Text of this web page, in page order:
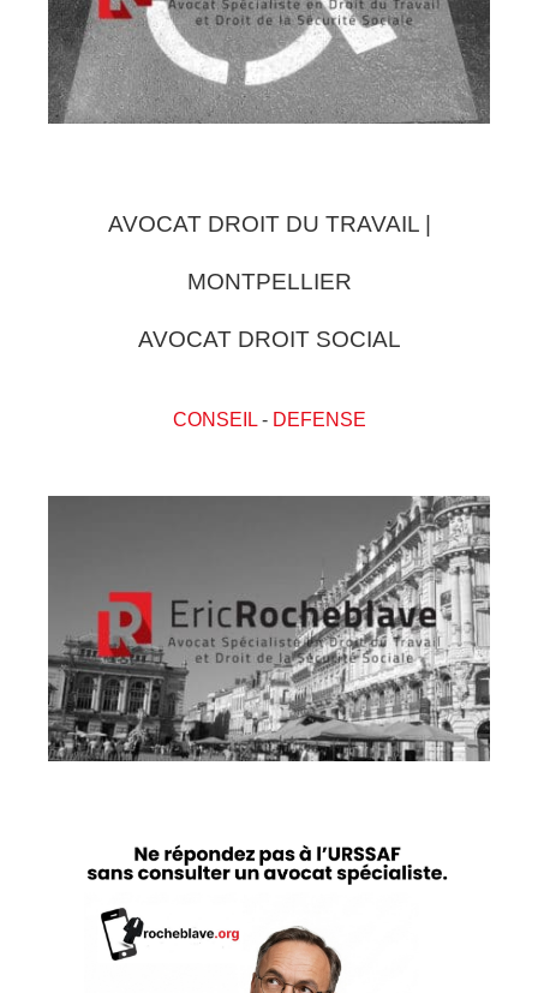
AVOCAT DROIT DU TRAVAIL |
MONTPELLIER
AVOCAT DROIT SOCIAL
CONSEIL- DEFENSE